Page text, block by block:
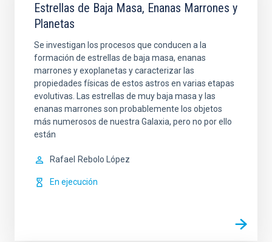
Estrellas de Baja Masa, Enanas Marrones y
Planetas
Se investigan los procesos que conducen a la
formación de estrellas de baja masa, enanas
marrones y exoplanetas y caracterizar las
propiedades físicas de estos astros en varias etapas
evolutivas. Las estrellas de muy baja masa y las
enanas marrones son probablemente los objetos
más numerosos de nuestra Galaxia, pero no por ello
están
Rafael Rebolo López
En ejecución